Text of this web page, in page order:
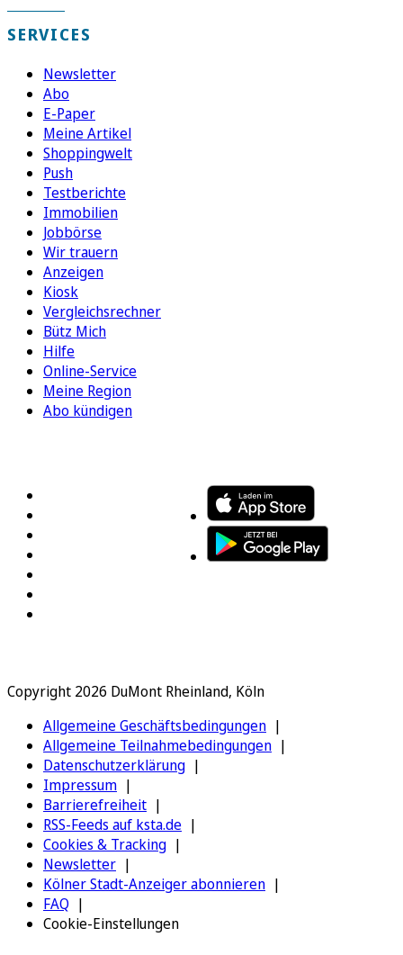
SERVICES
Newsletter
Abo
E-Paper
Meine Artikel
Shoppingwelt
Push
Testberichte
Immobilien
Jobbörse
Wir trauern
Anzeigen
Kiosk
Vergleichsrechner
Bütz Mich
Hilfe
Online-Service
Meine Region
Abo kündigen
Copyright 2026 DuMont Rheinland, Köln
Allgemeine Geschäftsbedingungen
Allgemeine Teilnahmebedingungen
Datenschutzerklärung
Impressum
Barrierefreiheit
RSS-Feeds auf ksta.de
Cookies & Tracking
Newsletter
Kölner Stadt-Anzeiger abonnieren
FAQ
Cookie-Einstellungen